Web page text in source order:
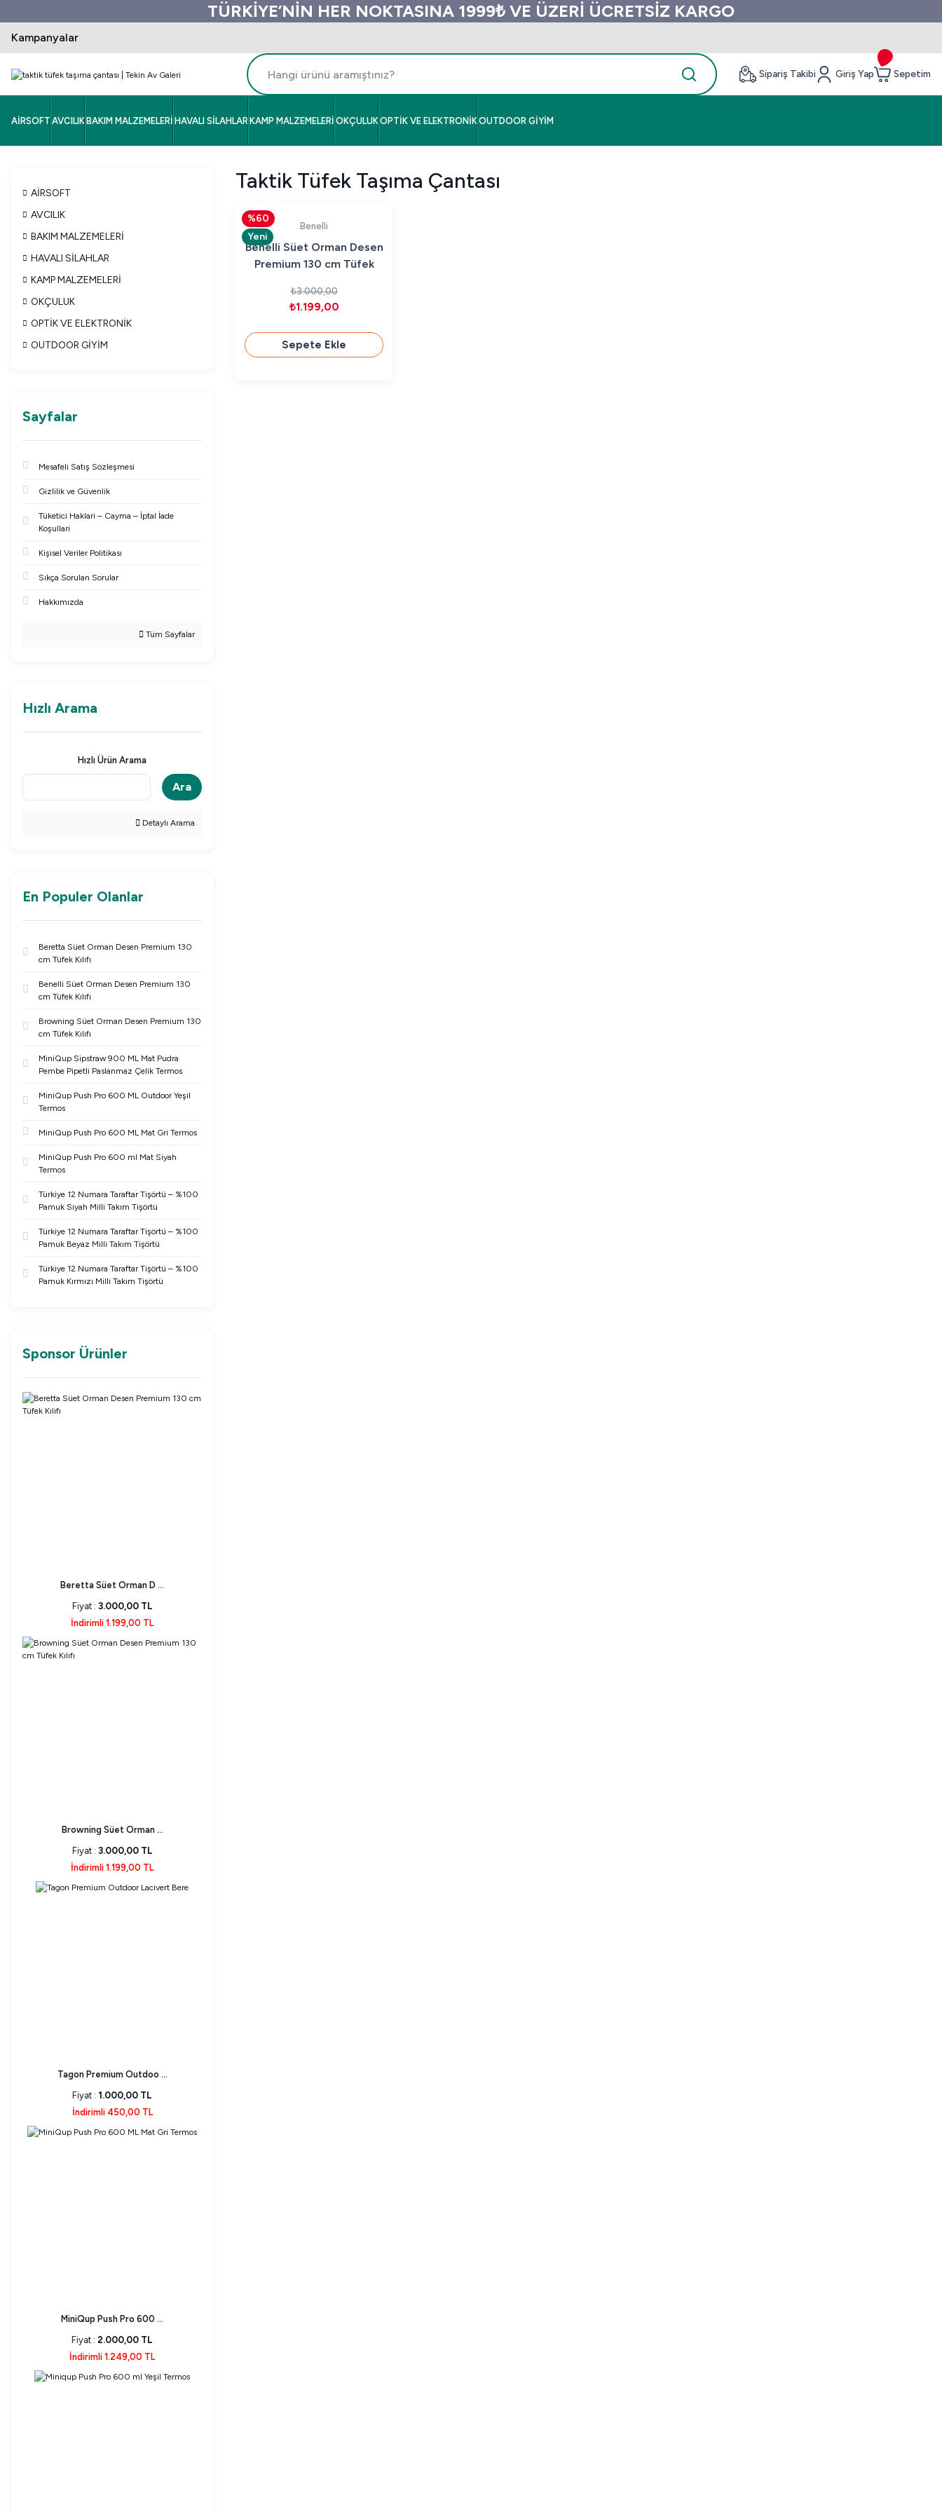
TÜRKİYE’NİN HER NOKTASINA 1999₺ VE ÜZERİ ÜCRETSİZ KARGO
Kampanyalar
Sipariş Takibi Giriş Yap Sepetim
AİRSOFT AVCILIK BAKIM MALZEMELERİ HAVALI SİLAHLAR KAMP MALZEMELERİ OKÇULUK OPTİK VE ELEKTRONİK OUTDOOR GİYİM
AİRSOFT
AVCILIK
BAKIM MALZEMELERİ
HAVALI SİLAHLAR
KAMP MALZEMELERİ
OKÇULUK
OPTİK VE ELEKTRONİK
OUTDOOR GİYİM
Sayfalar
Mesafeli Satış Sözleşmesi
Gizlilik ve Güvenlik
Tüketici Haklari – Cayma – İptal İade
Koşullari
Kişisel Veriler Politikası
Sıkça Sorulan Sorular
Hakkımızda
Tüm Sayfalar
Hızlı Arama
Hızlı Ürün Arama
Ara
Detaylı Arama
En Populer Olanlar
Beretta Süet Orman Desen Premium 130
cm Tüfek Kılıfı
Benelli Süet Orman Desen Premium 130
cm Tüfek Kılıfı
Browning Süet Orman Desen Premium 130
cm Tüfek Kılıfı
MiniQup Sipstraw 900 ML Mat Pudra
Pembe Pipetli Paslanmaz Çelik Termos
MiniQup Push Pro 600 ML Outdoor Yeşil
Termos
MiniQup Push Pro 600 ML Mat Gri Termos
MiniQup Push Pro 600 ml Mat Siyah
Termos
Türkiye 12 Numara Taraftar Tişörtü – %100
Pamuk Siyah Milli Takım Tişörtü
Türkiye 12 Numara Taraftar Tişörtü – %100
Pamuk Beyaz Milli Takım Tişörtü
Türkiye 12 Numara Taraftar Tişörtü – %100
Pamuk Kırmızı Milli Takım Tişörtü
Sponsor Ürünler
Beretta Süet Orman D ...
Fiyat : 3.000,00 TL
İndirimli 1.199,00 TL
Browning Süet Orman ...
Fiyat : 3.000,00 TL
İndirimli 1.199,00 TL
Tagon Premium Outdoo ...
Fiyat : 1.000,00 TL
İndirimli 450,00 TL
MiniQup Push Pro 600 ...
Fiyat : 2.000,00 TL
İndirimli 1.249,00 TL
Taktik Tüfek Taşıma Çantası
%60
Yeni
Benelli
Benelli Süet Orman Desen
Premium 130 cm Tüfek
₺3.000,00
₺1.199,00
Sepete Ekle